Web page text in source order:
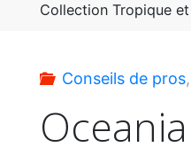
Collection Tropique
Conseils de pros,